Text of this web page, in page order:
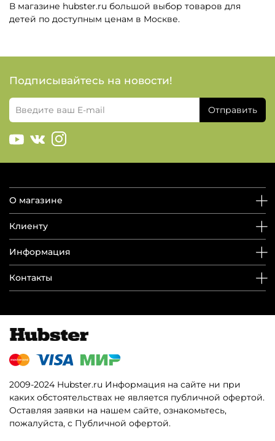
В магазине hubster.ru большой выбор товаров для
детей по доступным ценам в Москве.
Подписывайтесь на новости!
Отправить
О магазине
Клиенту
Информация
Контакты
2009-2024 Hubster.ru Информация на сайте ни при
каких обстоятельствах не является публичной офертой.
Оставляя заявки на нашем сайте, ознакомьтесь,
пожалуйста, с Публичной офертой.